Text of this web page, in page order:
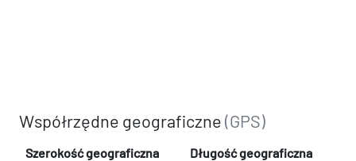
Współrzędne geograficzne(GPS)
Szerokość geograficzna Długość geograficzna